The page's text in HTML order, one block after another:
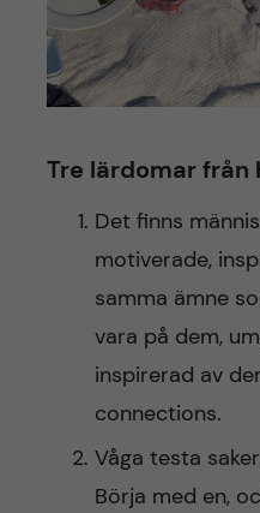
Tre lärdomar
Det finns
motiverade,
samma ämne
vara på dem,
inspirerad av
connections.
Våga testa
Börja med en,